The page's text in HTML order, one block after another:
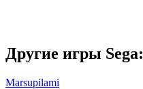
Другие игры Sega:
Marsupilami